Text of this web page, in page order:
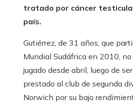
tratado por cáncer
país.
Gutiérrez, de 31 años, que
Mundial Sudáfrica en 2010,
jugado desde abril, luego de ser
prestado al club de segunda
Norwich por su bajo